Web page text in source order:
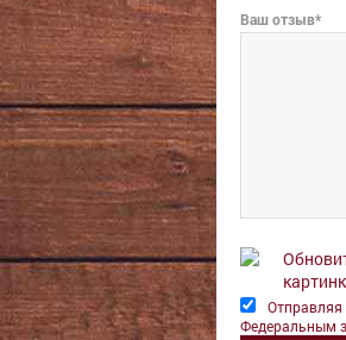
Ваш отзыв*
Федеральным